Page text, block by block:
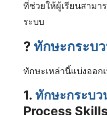
ที่ช่วยให้ผู้เรียนสามา
ระบบ
? ทักษะกระบ
ทักษะเหล่านี้แบ่งออก
1. ทักษะกระบ
Process